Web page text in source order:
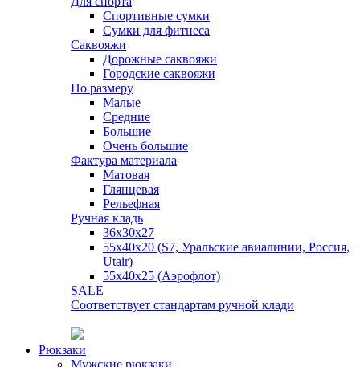
Спортивные сумки
Сумки для фитнеса
Саквояжи
Дорожные саквояжи
Городские саквояжи
По размеру
Малые
Средние
Большие
Очень большие
Фактура материала
Матовая
Глянцевая
Рельефная
Ручная кладь
36х30x27
55х40х20 (S7, Уральские авиалинии, Россия,
Utair)
55х40х25 (Аэрофлот)
SALE
Соответствует стандартам ручной клади
Рюкзаки
Мужские рюкзаки